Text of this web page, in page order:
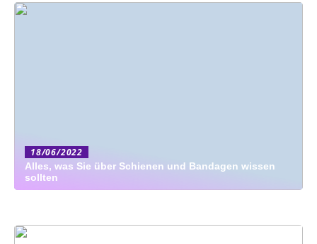
18/06/2022
Alles, was Sie über Schienen und Bandagen wissen
sollten